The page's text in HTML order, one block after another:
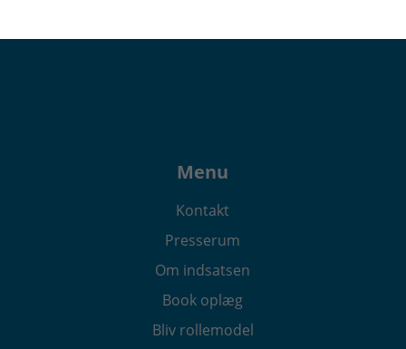
Menu
Kontakt
Presserum
Om indsatsen
Book oplæg
Bliv rollemodel